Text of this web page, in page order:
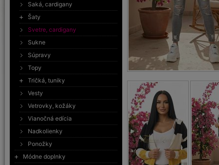
Saká, cardigany
Šaty
Svetre, cardigany
Sukne
Súpravy
Topy
Tričká, tuniky
Vesty
Vetrovky, kožáky
Vianočná edícia
Nadkolienky
Ponožky
Módne doplnky